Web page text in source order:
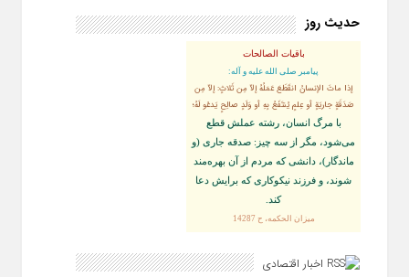
حدیث روز
باقیات الصالحات
پيامبر صلى‏ الله‏ عليه ‏و‏ آله:
إذا ماتَ الإنسانُ انقَطَعَ عَمَلُهُ إلاّ مِن ثَلاثٍ: إلاّ مِن
صَدَقَةٍ جاريَةٍ أو عِلمٍ يُنتَفَعُ بِهِ أو وَلَدٍ صالِحٍ يَدعُو لَهُ؛
با مرگ انسان، رشته عملش قطع
مى‌شود، مگر از سه چيز: صدقه جارى (و
ماندگار)، دانشى كه مردم از آن بهره‏‌مند
شوند، و فرزند نيكوكارى كه برايش دعا
كند.
ميزان الحكمه، ح 14287
اخبار اقتصادی